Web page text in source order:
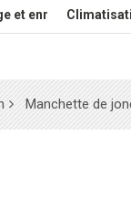
et enr
Manchette de